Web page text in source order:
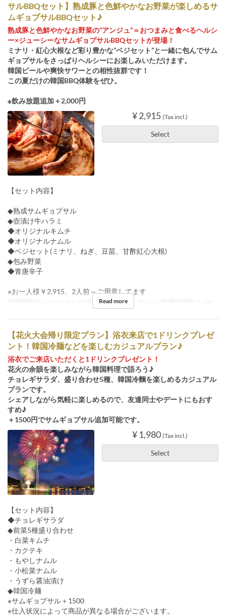
サルBBQセット】熟成豚と色鮮やかなお野菜が楽しめるサ
ムギョプサルBBQセット♪
熟成豚と色鮮やかなお野菜の”アンジュ”＝おつまみと食べるヘルシ
ー×ジューシーなサムギョプサルBBQセットが登場！
ミナリ・紅心大根など彩り豊かな”ベジセット”と一緒に包んでサム
ギョプサルをさっぱりヘルシーにお楽しみいただけます。
韓国ビールや爽快サワーとの相性抜群です！
この夏だけの韓国BBQ体験をぜひ。
※飲み放題追加＋2,000円
¥ 2,915 (Tax incl.)
Select
【セット内容】
◆熟成サムギョプサル
◆壺漬け牛ハラミ
◆オリジナルキムチ
◆オリジナルナムル
◆ベジセット(ミナリ、ねぎ、豆苗、甘酢紅心大根)
◆包み野菜
◆青唐辛子
※お一人様￥2,915、2人前～ご用意してます
Valid Dates Jun 04 ~ Sep 30 Meals Lunch, Tea, Dinner Order Limit 2 ~ 20
Read more
【花火大会帰り限定プラン】浴衣来店で1ドリンクプレゼ
ント！韓国冷麺などを楽しむカジュアルプラン♪
浴衣でご来店いただくと1ドリンクプレゼント！
花火の余韻を楽しみながら韓国料理で語ろう♪
チョレギサラダ、盛り合わせ5種、韓国冷麵を楽しめるカジュアル
プランです。
シェアしながら気軽に楽しめるので、友達同士やデートにもおす
すめ♪
＋1500円でサムギョプサル追加可能です。
¥ 1,980 (Tax incl.)
Select
【セット内容】
◆チョレギサラダ
◆前菜5種盛り合わせ
・白菜キムチ
・カクテキ
・もやしナムル
・小松菜ナムル
・うずら醤油漬け
◆韓国冷麺
※サムギョプサル＋1500
※仕入状況によって商品が異なる場合がございます。